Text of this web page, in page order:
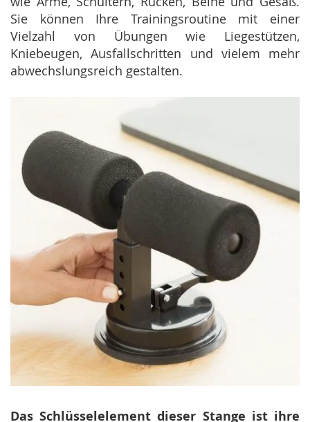
Sie können Ihre Trainingsroutine mit einer
Vielzahl von Übungen wie Liegestützen,
Kniebeugen, Ausfallschritten und vielem mehr
abwechslungsreich gestalten.
Das Schlüsselelement dieser Stange ist ihre